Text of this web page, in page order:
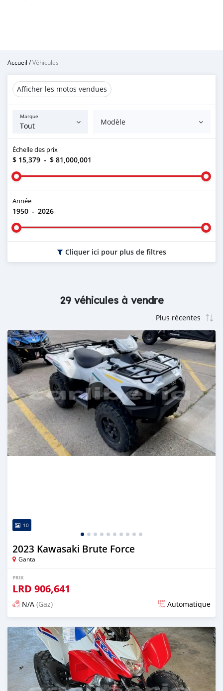
Accueil /Véhicules
Afficher les motos vendues
Marque
Modèle
Échelle des prix
$ 15,379 - $ 81,000,001
Année
1950 - 2026
Cliquer ici pour plus de filtres
29 véhicules à vendre
10
2023 Kawasaki Brute Force
Ganta
PRIX
LRD 906,641
N/A (Gaz) Automatique
Publié il y a 11 jours